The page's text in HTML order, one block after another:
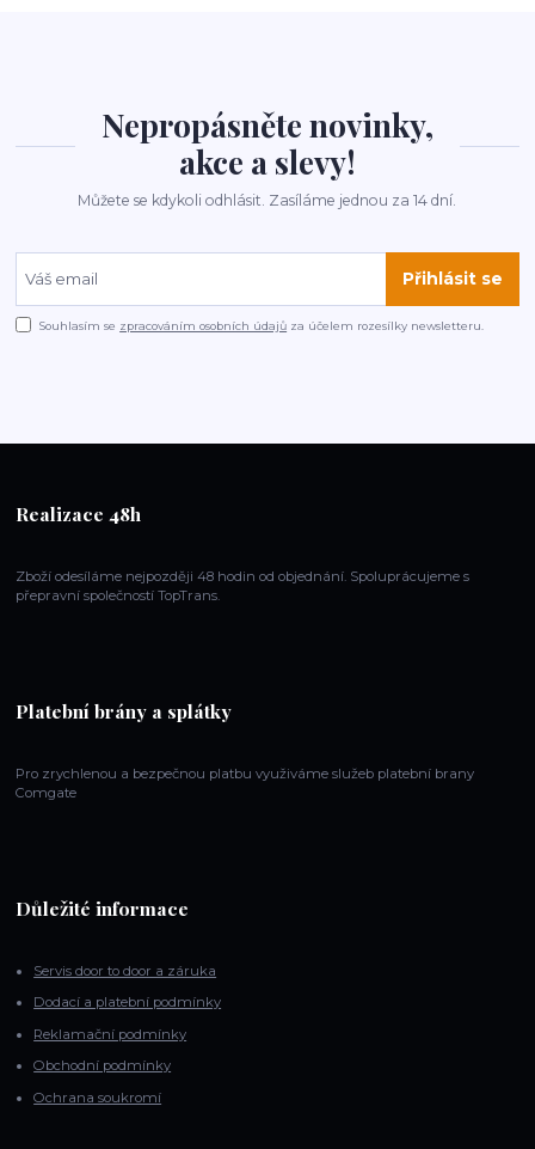
Nepropásněte novinky,
akce a slevy!
Můžete se kdykoli odhlásit. Zasíláme jednou za 14 dní.
Přihlásit se
Souhlasím se zpracováním osobních údajů za účelem rozesílky newsletteru.
Realizace 48h
Zboží odesíláme nejpozději 48 hodin od objednání. Spoluprácujeme s
přepravní společností TopTrans.
Platební brány a splátky
Pro zrychlenou a bezpečnou platbu využiváme služeb platební brany
Comgate
Důležité informace
Servis door to door a záruka
Dodací a platební podmínky
Reklamační podmínky
Obchodní podmínky
Ochrana soukromí